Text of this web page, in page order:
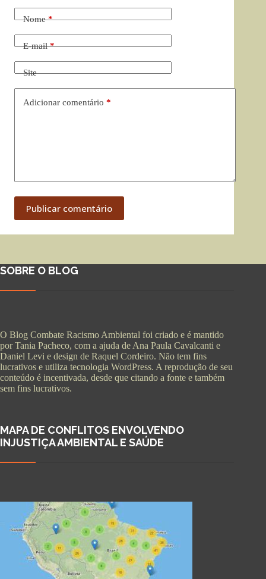
Nome*
E-mail*
Site
Adicionar comentário *
Publicar comentário
SOBRE O BLOG
O Blog Combate Racismo Ambiental foi criado e é mantido
por Tania Pacheco, com a ajuda de Ana Paula Cavalcanti e
Daniel Levi e design de Raquel Cordeiro. Não tem fins
lucrativos e utiliza tecnologia WordPress. A reprodução de seu
conteúdo é incentivada, desde que citando a fonte e também
sem fins lucrativos.
MAPA DE CONFLITOS ENVOLVENDO
INJUSTIÇA AMBIENTAL E SAÚDE